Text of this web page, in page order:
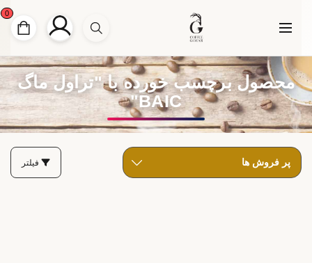
0
محصول برچسب خورده با "تراول ماگ
BAIC"
فیلتر